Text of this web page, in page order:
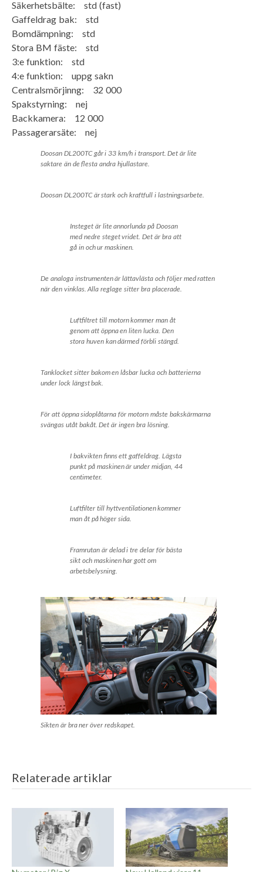
Säkerhetsbälte: std (fast)
Gaffeldrag bak: std
Bomdämpning: std
Stora BM fäste: std
3:e funktion: std
4:e funktion: uppg sakn
Centralsmörjinng: 32 000
Spakstyrning: nej
Backkamera: 12 000
Passagerarsäte: nej
Doosan DL200TC går i 33 km/h i transport. Det är lite
saktare än de flesta andra hjullastare.
Doosan DL200TC är stark och kraftfull i lastningsarbete.
Insteget är lite annorlunda på Doosan
med nedre steget vridet. Det är bra att
gå in och ur maskinen.
De analoga instrumenten är lättavlästa och följer med ratten
när den vinklas. Alla reglage sitter bra placerade.
Luftfiltret till motorn kommer man åt
genom att öppna en liten lucka. Den
stora huven kan därmed förbli stängd.
Tanklocket sitter bakom en låsbar lucka och batterierna
under lock längst bak.
För att öppna sidoplåtarna för motorn måste bakskärmarna
svängas utåt bakåt. Det är ingen bra lösning.
I bakvikten finns ett gaffeldrag. Lägsta
punkt på maskinen är under midjan, 44
centimeter.
Luftfilter till hyttventilationen kommer
man åt på höger sida.
Framrutan är delad i tre delar för bästa
sikt och maskinen har gott om
arbetsbelysning.
Sikten är bra ner över redskapet.
Relaterade artiklar